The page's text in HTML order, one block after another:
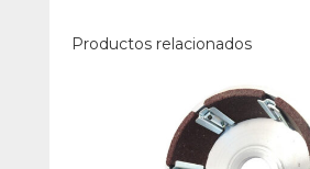
Productos relacionados